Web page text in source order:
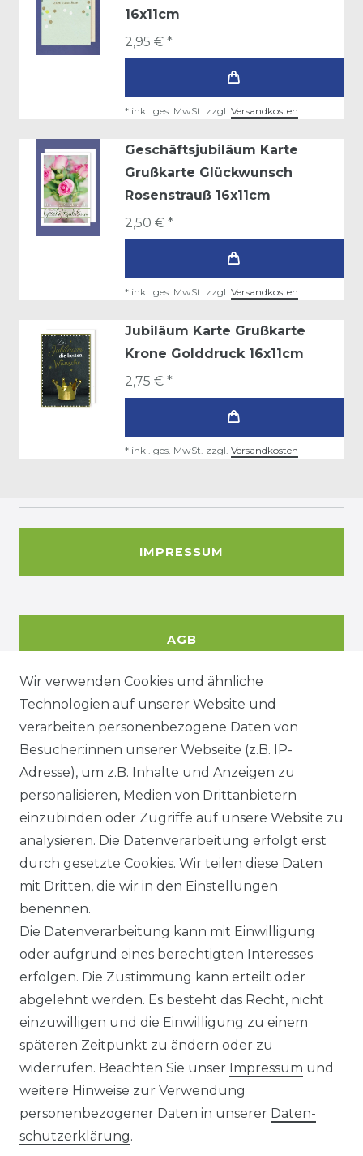
16x11cm
2,95 € *
* inkl. ges. MwSt. zzgl. Versandkosten
Geschäftsjubiläum Karte
Grußkarte Glückwunsch
Rosenstrauß 16x11cm
2,50 € *
* inkl. ges. MwSt. zzgl. Versandkosten
Jubiläum Karte Grußkarte
Krone Golddruck 16x11cm
2,75 € *
* inkl. ges. MwSt. zzgl. Versandkosten
IMPRESSUM
AGB
DATENSCHUTZERKÄRUNG
WIDERRUFSRECHT
KONTAKT
Sie sind Wiederverkäufer?
Sie erreichen uns unter :
https://avancarte.de/
oder telefonisch unter: 0421 - 434430
Wir versenden mit
Zahlungsmöglichkeiten
Wir verwenden Cookies und ähnliche
Technologien auf unserer Website und
verarbeiten personenbezogene Daten von
Besucher:innen unserer Webseite (z.B. IP-
Adresse), um z.B. Inhalte und Anzeigen zu
personalisieren, Medien von Drittanbietern
einzubinden oder Zugriffe auf unsere Website zu
analysieren. Die Datenverarbeitung erfolgt erst
durch gesetzte Cookies. Wir teilen diese Daten
mit Dritten, die wir in den Einstellungen
benennen.
Die Datenverarbeitung kann mit Einwilligung
oder aufgrund eines berechtigten Interesses
erfolgen. Die Zustimmung kann erteilt oder
abgelehnt werden. Es besteht das Recht, nicht
einzuwilligen und die Einwilligung zu einem
späteren Zeitpunkt zu ändern oder zu
widerrufen. Beachten Sie unser Impressum und
weitere Hinweise zur Verwendung
personenbezogener Daten in unserer Daten­
schutz­erklärung.